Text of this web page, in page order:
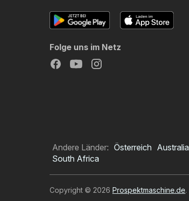
Folge uns im Netz
Andere Länder: Österreich Australia
South Africa
Copyright © 2026 Prospektmaschine.de.